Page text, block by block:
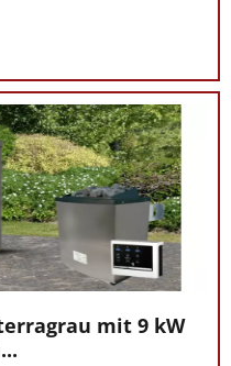
mit 9 kW